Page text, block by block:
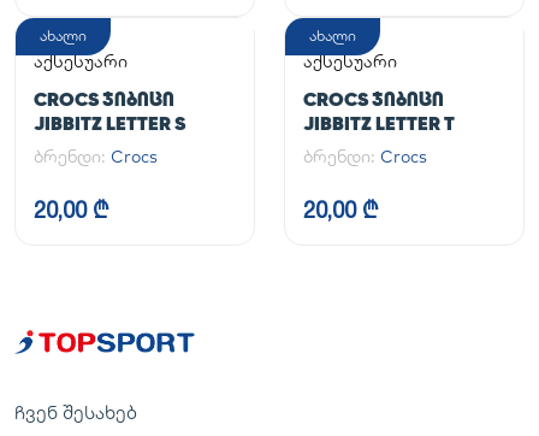
ახალი
აქსესუარი
CROCS ᲯᲘᲑᲘᲪᲘ
JIBBITZ LETTER S
ბრენდი: Crocs
20,00 ₾
ახალი
აქსესუარი
CROCS ᲯᲘᲑᲘᲪᲘ
JIBBITZ LETTER T
ბრენდი: Crocs
20,00 ₾
ჩვენ შესახებ